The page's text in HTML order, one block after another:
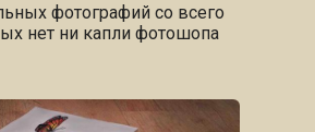
фотографий со всего
нет ни капли фотошопа